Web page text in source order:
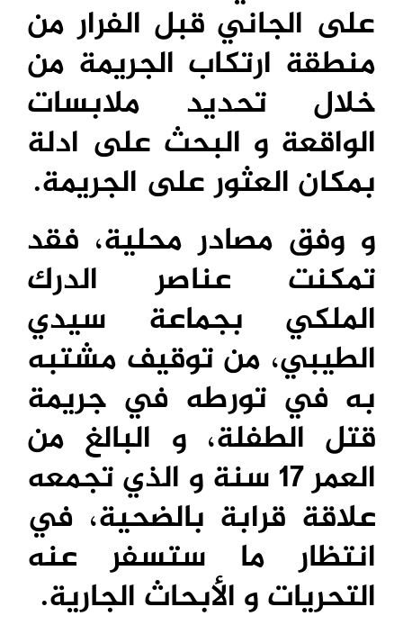
على الجاني قبل الفرار من
منطقة ارتكاب الجريمة من
خلال تحديد ملابسات
الواقعة و البحث على ادلة
بمكان العثور على الجريمة.
و وفق مصادر محلية، فقد
تمكنت عناصر الدرك
الملكي بجماعة سيدي
الطيبي، من توقيف مشتبه
به في تورطه في جريمة
قتل الطفلة، و البالغ من
العمر 17 سنة و الذي تجمعه
علاقة قرابة بالضحية، في
انتظار ما ستسفر عنه
التحريات و الأبحاث الجارية.